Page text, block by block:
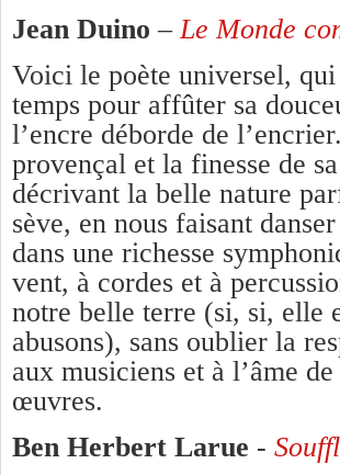
Jean Duino – Le Monde
Voici le poète universel,
temps pour affûter sa
l’encre déborde de
provençal et la finesse de
décrivant la belle nature
sève, en nous faisant
dans une richesse
vent, à cordes et à
notre belle terre (si, si, elle
abusons), sans oublier la
aux musiciens et à l’âme
œuvres.
Ben Herbert Larue -